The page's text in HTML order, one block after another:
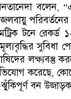
বলেন,
টনে
সুবিধা
লক্ষ্যবস্তু
বন